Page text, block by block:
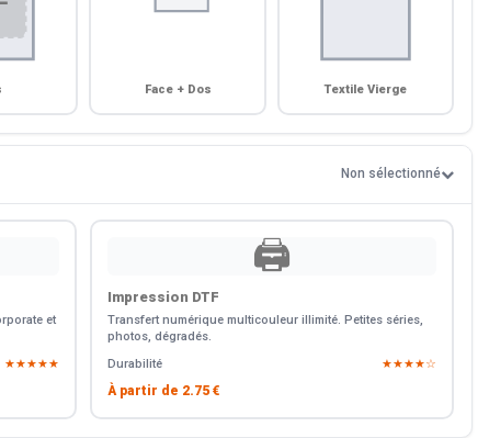
Face + Dos Textile Vierge
Non sélectionné
et
★★★★★
🖨️
Impression DTF
Transfert numérique multicouleur illimité. Petites séries,
photos, dégradés.
Durabilité
★★★★☆
À partir de 2.75 €